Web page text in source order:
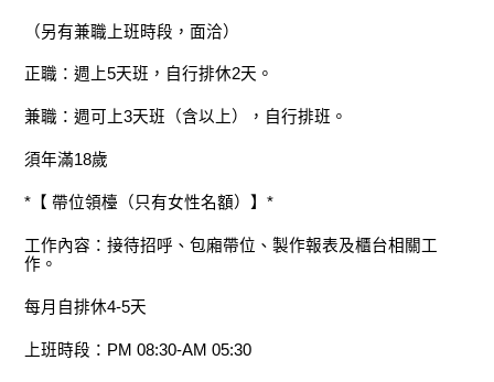
（另有兼職上班時段，面洽）
正職：週上5天班，自行排休2天。
兼職：週可上3天班（含以上），自行排班。
須年滿18歲
*【 帶位領檯（只有女性名額）】*
工作內容：接待招呼、包廂帶位、製作報表及櫃台相關工
作。
每月自排休4-5天
上班時段：PM 08:30-AM 05:30